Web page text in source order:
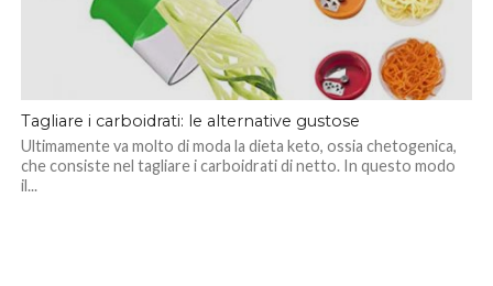
Tagliare i carboidrati: le alternative gustose
Ultimamente va molto di moda la dieta keto, ossia chetogenica,
che consiste nel tagliare i carboidrati di netto. In questo modo
il...